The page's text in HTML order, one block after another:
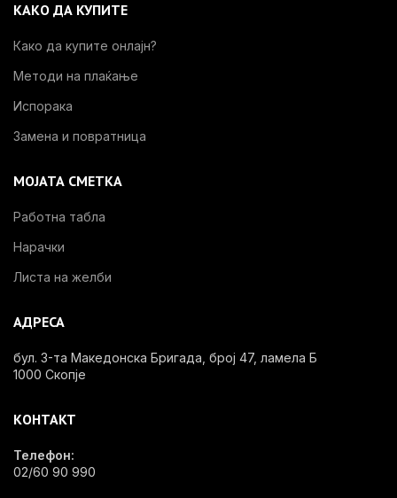
КАКО ДА КУПИТЕ
Како да купите онлајн?
Методи на плаќање
Испорака
Замена и повратница
МОЈАТА СМЕТКА
Работна табла
Нарачки
Листа на желби
АДРЕСА
бул. 3-та Македонска Бригада, број 47, ламела Б
1000 Скопје
КОНТАКТ
Телефон:
02/60 90 990